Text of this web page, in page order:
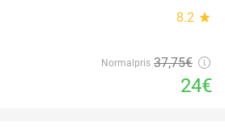
8.2 star
Normalpris 37,75€
24€